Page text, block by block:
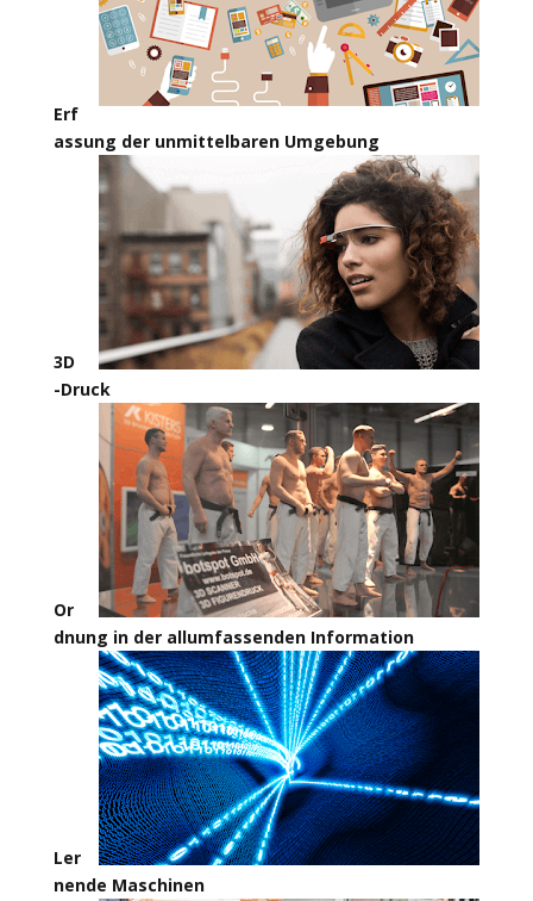
Erf
assung der unmittelbaren Umgebung
3D
-Druck
Or
dnung in der allumfassenden Information
Ler
nende Maschinen